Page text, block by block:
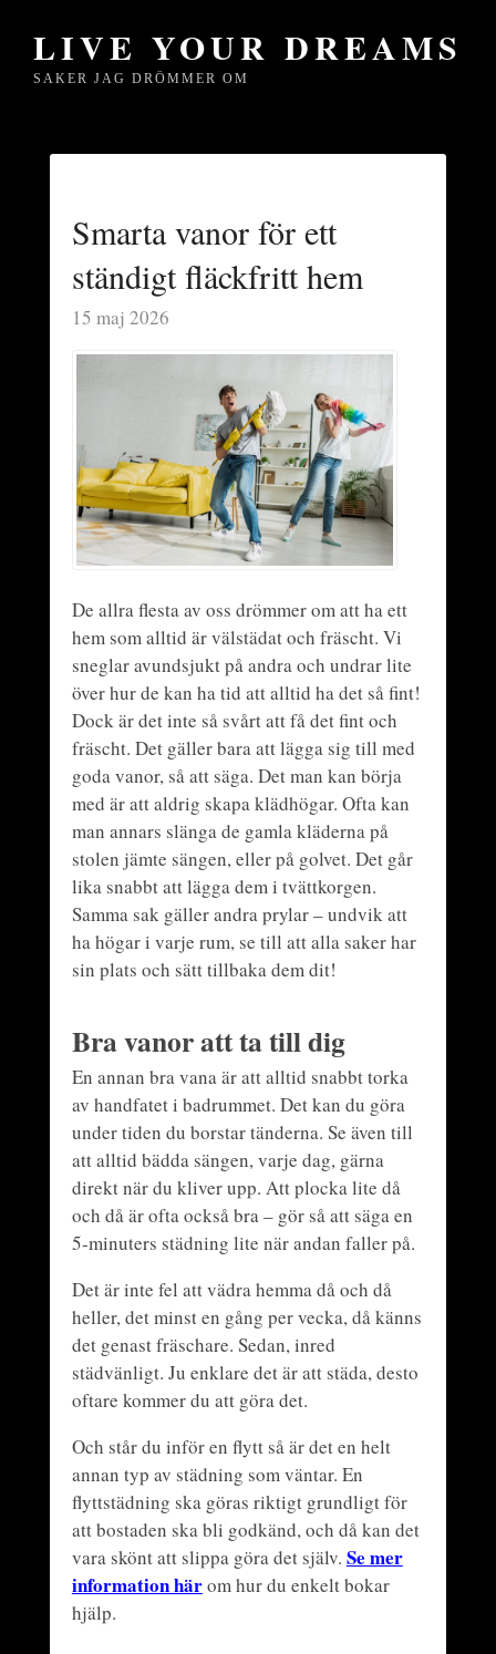
LIVE YOUR DREAMS
SAKER JAG DRÖMMER OM
Smarta vanor för ett
ständigt fläckfritt hem
15 maj 2026
De allra flesta av oss drömmer om att ha ett
hem som alltid är välstädat och fräscht. Vi
sneglar avundsjukt på andra och undrar lite
över hur de kan ha tid att alltid ha det så fint!
Dock är det inte så svårt att få det fint och
fräscht. Det gäller bara att lägga sig till med
goda vanor, så att säga. Det man kan börja
med är att aldrig skapa klädhögar. Ofta kan
man annars slänga de gamla kläderna på
stolen jämte sängen, eller på golvet. Det går
lika snabbt att lägga dem i tvättkorgen.
Samma sak gäller andra prylar – undvik att
ha högar i varje rum, se till att alla saker har
sin plats och sätt tillbaka dem dit!
Bra vanor att ta till dig
En annan bra vana är att alltid snabbt torka
av handfatet i badrummet. Det kan du göra
under tiden du borstar tänderna. Se även till
att alltid bädda sängen, varje dag, gärna
direkt när du kliver upp. Att plocka lite då
och då är ofta också bra – gör så att säga en
5-minuters städning lite när andan faller på.
Det är inte fel att vädra hemma då och då
heller, det minst en gång per vecka, då känns
det genast fräschare. Sedan, inred
städvänligt. Ju enklare det är att städa, desto
oftare kommer du att göra det.
Och står du inför en flytt så är det en helt
annan typ av städning som väntar. En
flyttstädning ska göras riktigt grundligt för
att bostaden ska bli godkänd, och då kan det
vara skönt att slippa göra det själv. Se mer
information härom hur du enkelt bokar
hjälp.